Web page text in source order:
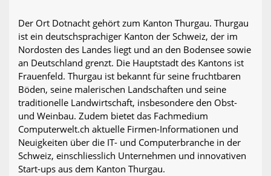
Der Ort Dotnacht gehört zum Kanton Thurgau. Thurgau
ist ein deutschsprachiger Kanton der Schweiz, der im
Nordosten des Landes liegt und an den Bodensee sowie
an Deutschland grenzt. Die Hauptstadt des Kantons ist
Frauenfeld. Thurgau ist bekannt für seine fruchtbaren
Böden, seine malerischen Landschaften und seine
traditionelle Landwirtschaft, insbesondere den Obst-
und Weinbau. Zudem bietet das Fachmedium
Computerwelt.ch aktuelle Firmen-Informationen und
Neuigkeiten über die IT- und Computerbranche in der
Schweiz, einschliesslich Unternehmen und innovativen
Start-ups aus dem Kanton Thurgau.